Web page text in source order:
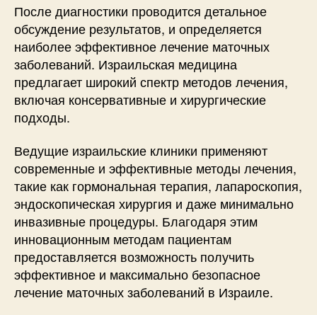
После диагностики проводится детальное
обсуждение результатов, и определяется
наиболее эффективное лечение маточных
заболеваний. Израильская медицина
предлагает широкий спектр методов лечения,
включая консервативные и хирургические
подходы.
Ведущие израильские клиники применяют
современные и эффективные методы лечения,
такие как гормональная терапия, лапароскопия,
эндоскопическая хирургия и даже минимально
инвазивные процедуры. Благодаря этим
инновационным методам пациентам
предоставляется возможность получить
эффективное и максимально безопасное
лечение маточных заболеваний в Израиле.